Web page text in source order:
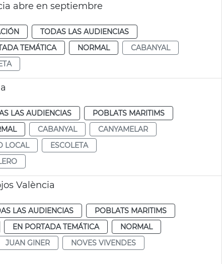
abre en septiembre
TODAS LAS AUDIENCIAS
TEMÁTICA NORMAL
CABANYAL
LAS AUDIENCIAS
POBLATS MARITIMS
CABANYAL
CANYAMELAR
LOCAL
ESCOLETA
València
LAS AUDIENCIAS
POBLATS MARITIMS
EN PORTADA TEMÁTICA
NORMAL
JUAN GINER
NOVES VIVENDES